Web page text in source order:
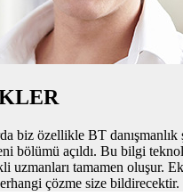
biz özellikle BT
bölümü açıldı. Bu bilgi
uzmanları tamamen oluşur.
çözme size bildirecektir.